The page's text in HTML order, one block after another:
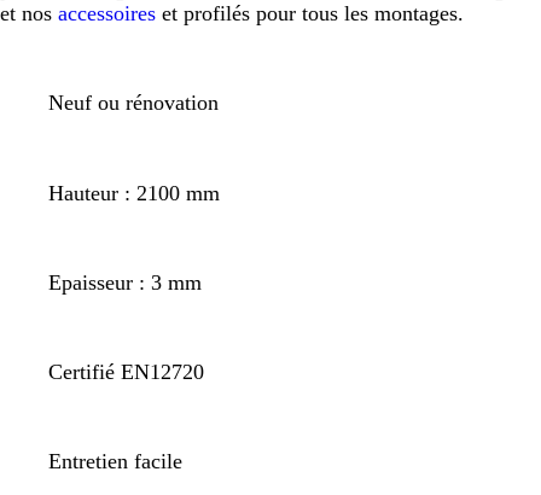
et nos accessoires et profilés pour tous les montages.
Neuf ou rénovation
Hauteur : 2100 mm
Epaisseur : 3 mm
Certifié EN12720
Entretien facile